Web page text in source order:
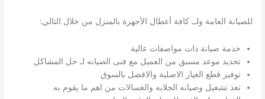
للصيانة العامة ولــ كافة أعطال الأجهزة بالمنزل من خلال التالي:
خدمة صيانة ذات مواصفات عالية
تحديد موعد مسبق من العميل مع فنى الصيانه لـ حل المشاكل
توفير قطع الغيار الاصلية والافضل بالسوق
تعد تشغيل وصيانه الجلايه والغسالات من اهم ما يقوم به